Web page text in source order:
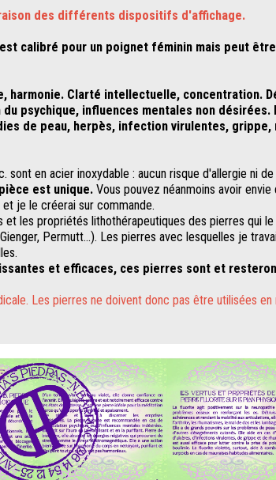
des différents dispositifs d'affichage.
calibré pour un poignet féminin mais peut
harmonie. Clarté intellectuelle, concentration.
psychique, influences mentales non
de peau, herpès, infection virulentes, grippe,
en acier inoxydable : aucun risque d'allergie ni
est unique. Vous pouvez néanmoins avoir
je le créerai sur commande.
les propriétés lithothérapeutiques des pierres qui
Permutt...). Les pierres avec lesquelles je
et efficaces, ces pierres sont et
Les pierres ne doivent donc pas être utilisées